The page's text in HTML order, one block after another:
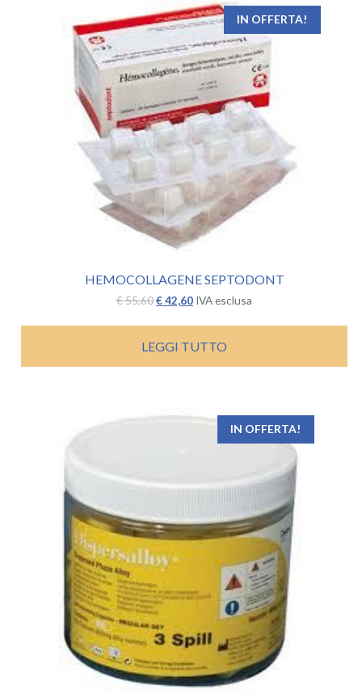
IN OFFERTA!
HEMOCOLLAGENE SEPTODONT
€55,60Il
originale
era:
€ 55,60.
€42,60Il
attuale
è:
€ 42,60.
IVA esclusa
LEGGI TUTTO
IN OFFERTA!